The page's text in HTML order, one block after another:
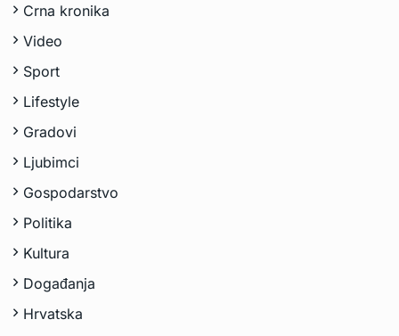
Crna kronika
Video
Sport
Lifestyle
Gradovi
Ljubimci
Gospodarstvo
Politika
Kultura
Događanja
Hrvatska